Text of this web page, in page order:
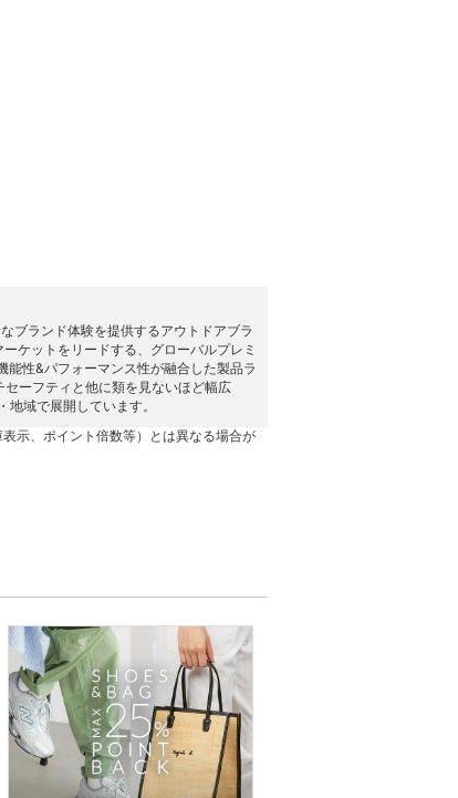
ブランド体験を提供するアウトドアブラ
ケットをリードする、グローバルプレミ
性&パフォーマンス性が融合した製品ラ
ーフティと他に類を見ないほど幅広
域で展開しています。
示、ポイント倍数等）とは異なる場合が